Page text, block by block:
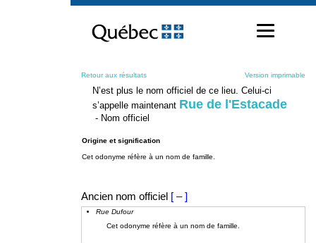
contenu
Retour aux résultats Version imprimable
N’est plus le nom officiel de ce lieu. Celui-ci
s’appelle maintenant Rue de l'Estacade
- Nom officiel
Origine et signification
Cet odonyme réfère à un nom de famille.
Ancien nom officiel [ – ]
Rue Dufour
Cet odonyme réfère à un nom de famille.